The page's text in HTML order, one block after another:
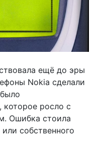
ещё до эры
Nokia сделали
росло с
Ошибка стоила
собственного